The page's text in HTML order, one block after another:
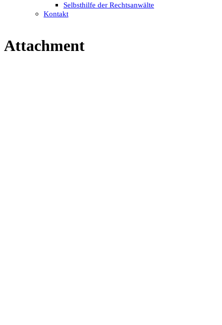
Selbsthilfe der Rechtsanwälte
Kontakt
Attachment